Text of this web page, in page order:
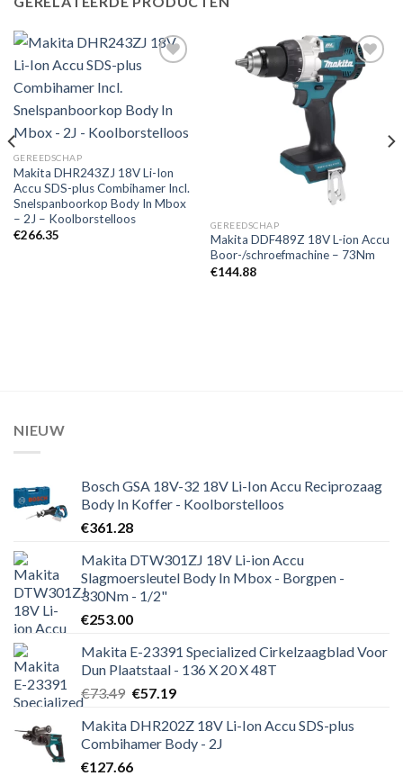
Toevoegen
aan
verlanglijst
GEREEDSCHAP
Makita DHR243ZJ 18V Li-Ion
Accu SDS-plus Combihamer Incl.
Snelspanboorkop Body In Mbox
– 2J – Koolborstelloos
€266.35
Toevoegen
verlanglijst
GEREEDSCHAP
Makita DDF489Z 18V L-ion Accu
Boor-/schroefmachine – 73Nm
€144.88
NIEUW
Bosch GSA 18V-32 18V Li-Ion Accu Reciprozaag
Body In Koffer - Koolborstelloos
€361.28
Makita DTW301ZJ 18V Li-ion Accu
Slagmoersleutel Body In Mbox - Borgpen -
330Nm - 1/2"
€253.00
Makita E-23391 Specialized Cirkelzaagblad Voor
Dun Plaatstaal - 136 X 20 X 48T
€73.49 Oorspronkelijke
was:
€73.49.
€57.19Huidige
is:
€57.19.
Makita DHR202Z 18V Li-Ion Accu SDS-plus
Combihamer Body - 2J
€127.66